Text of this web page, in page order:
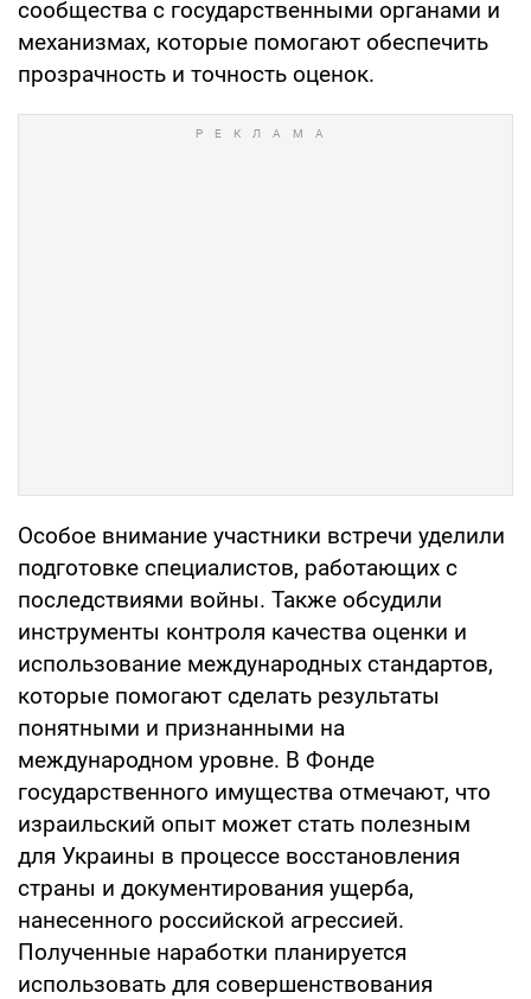
сообщества с государственными органами и
механизмах, которые помогают обеспечить
прозрачность и точность оценок.
Особое внимание участники встречи уделили
подготовке специалистов, работающих с
последствиями войны. Также обсудили
инструменты контроля качества оценки и
использование международных стандартов,
которые помогают сделать результаты
понятными и признанными на
международном уровне. В Фонде
государственного имущества отмечают, что
израильский опыт может стать полезным
для Украины в процессе восстановления
страны и документирования ущерба,
нанесенного российской агрессией.
Полученные наработки планируется
использовать для совершенствования